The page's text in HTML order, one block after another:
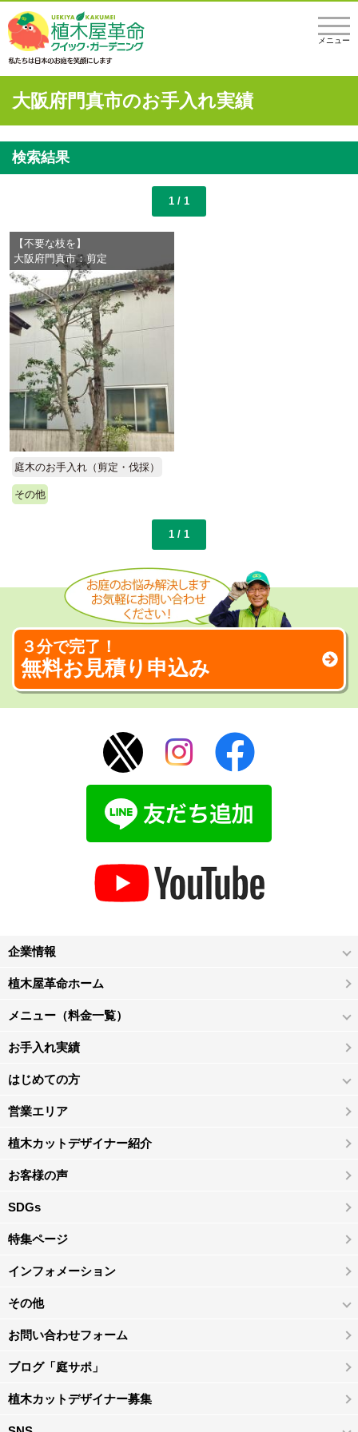
メニュー
大阪府門真市のお手入れ実績
検索結果
1 / 1
【不要な枝を】
大阪府門真市：剪定
庭木のお手入れ（剪定・伐採）
その他
1 / 1
３分で完了！
無料お見積り申込み
企業情報
植木屋革命ホーム
メニュー（料金一覧）
お手入れ実績
はじめての方
営業エリア
植木カットデザイナー紹介
お客様の声
SDGs
特集ページ
インフォメーション
その他
お問い合わせフォーム
ブログ「庭サポ」
植木カットデザイナー募集